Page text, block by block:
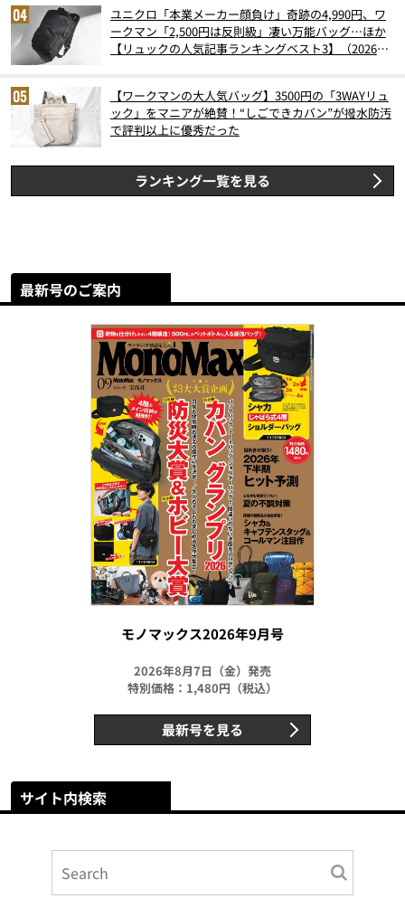
ユニクロ「本業メーカー顔負け」奇跡の4,990円、ワ
ークマン「2,500円は反則級」凄い万能バッグ…ほか
【リュックの人気記事ランキングベスト3】（2026年
【ワークマンの大人気バッグ】3500円の「3WAYリュ
ック」をマニアが絶賛！“しごできカバン”が撥水防汚
で評判以上に優秀だった
ランキング一覧を見る
最新号のご案内
モノマックス2026年9月号
2026年8月7日（金）発売
特別価格：1,480円（税込）
最新号を見る
サイト内検索